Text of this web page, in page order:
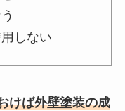
しない
けば外壁塗装の成